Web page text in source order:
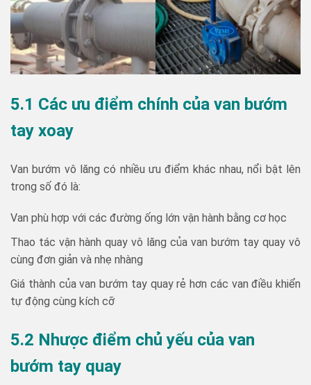
5.1 Các ưu điểm chính của van bướm
tay xoay
Van bướm vô lăng có nhiều ưu điểm khác nhau, nổi bật lên
trong số đó là:
Van phù hợp với các đường ống lớn vận hành bằng cơ học
Thao tác vận hành quay vô lăng của van bướm tay quay vô
cùng đơn giản và nhẹ nhàng
Giá thành của van bướm tay quay rẻ hơn các van điều khiển
tự động cùng kích cỡ
5.2 Nhược điểm chủ yếu của van
bướm tay quay